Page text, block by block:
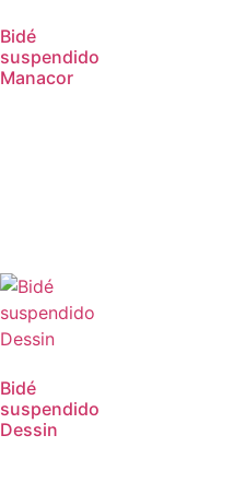
Bidé
suspendido
Manacor
Bidé
suspendido
Dessin